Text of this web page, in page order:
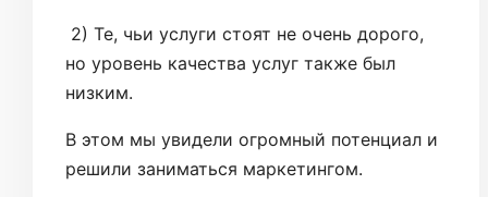
2) Те, чьи услуги стоят не очень дорого,
но уровень качества услуг также был
низким.
В этом мы увидели огромный потенциал и
решили заниматься маркетингом.